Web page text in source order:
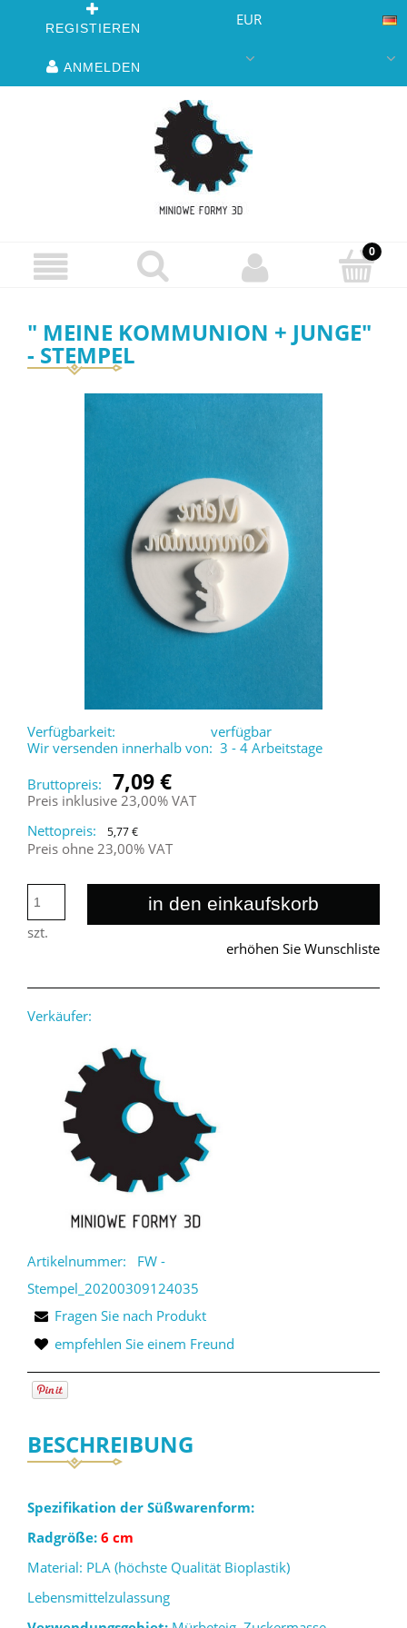
REGISTIEREN
ANMELDEN
EUR
" MEINE KOMMUNION + JUNGE"
- STEMPEL
Verfügbarkeit:
verfügbar
Wir versenden innerhalb von: 3 - 4 Arbeitstage
Bruttopreis:
7,09 €
Preis inklusive 23,00% VAT
Nettopreis:
5,77 €
Preis ohne 23,00% VAT
szt.
in den einkaufskorb
erhöhen Sie Wunschliste
Verkäufer:
Artikelnummer:
FW -
Stempel_20200309124035
Fragen Sie nach Produkt
empfehlen Sie einem Freund
BESCHREIBUNG
Spezifikation der Süßwarenform:
Radgröße: 6 cm
Material: PLA (höchste Qualität Bioplastik)
Lebensmittelzulassung